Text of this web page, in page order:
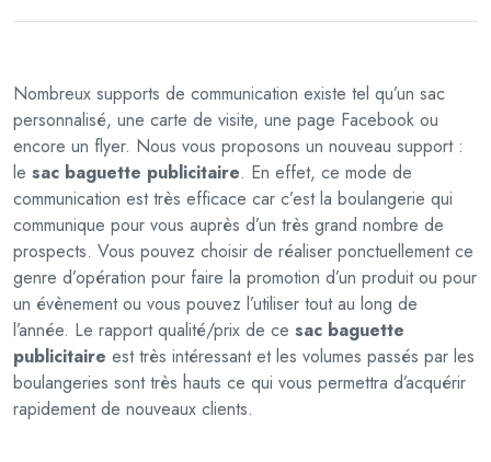
u
t
e
p
u
b
l
i
c
i
t
a
i
r
Nombreux supports de communication existe tel qu’un sac
personnalisé, une carte de visite, une page Facebook ou
encore un flyer. Nous vous proposons un nouveau support :
le sac baguette publicitaire. En effet, ce mode de
communication est très efficace car c’est la boulangerie qui
communique pour vous auprès d’un très grand nombre de
prospects. Vous pouvez choisir de réaliser ponctuellement ce
genre d’opération pour faire la promotion d’un produit ou pour
un évènement ou vous pouvez l’utiliser tout au long de
l’année. Le rapport qualité/prix de ce sac baguette
publicitaire est très intéressant et les volumes passés par les
boulangeries sont très hauts ce qui vous permettra d’acquérir
rapidement de nouveaux clients.